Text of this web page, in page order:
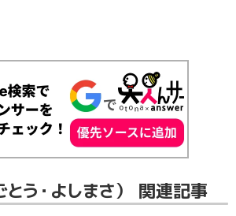
う・よしまさ） 関連記事